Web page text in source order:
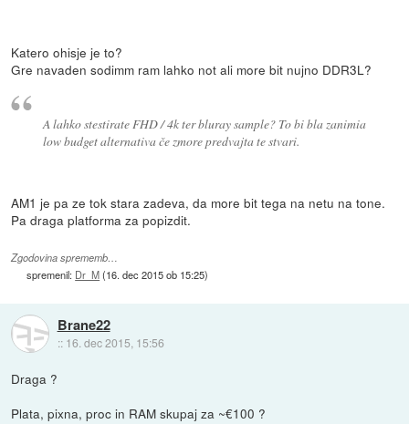
Katero ohisje je to?
Gre navaden sodimm ram lahko not ali more bit nujno DDR3L?
A lahko stestirate FHD / 4k ter bluray sample? To bi bla zanimia
low budget alternativa če zmore predvajta te stvari.
AM1 je pa ze tok stara zadeva, da more bit tega na netu na tone.
Pa draga platforma za popizdit.
Zgodovina sprememb…
spremenil: Dr_M(16. dec 2015 ob 15:25)
Brane22
:: 16. dec 2015, 15:56
Draga ?
Plata, pixna, proc in RAM skupaj za ~€100 ?